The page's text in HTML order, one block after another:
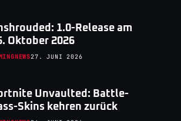
1.0-Release am
Oktober 2026
27. JUNI 2026
Unvaulted: Battle-
Skins kehren zurück